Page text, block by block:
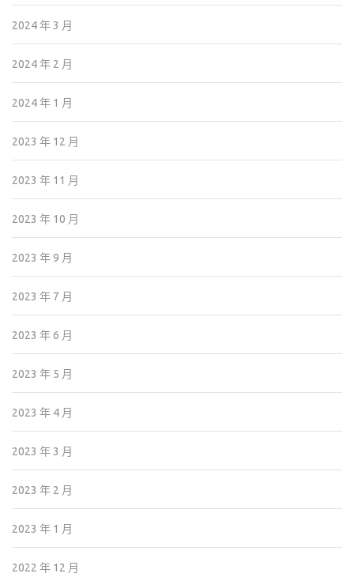
2024 年 3 月
2024 年 2 月
2024 年 1 月
2023 年 12 月
2023 年 11 月
2023 年 10 月
2023 年 9 月
2023 年 7 月
2023 年 6 月
2023 年 5 月
2023 年 4 月
2023 年 3 月
2023 年 2 月
2023 年 1 月
2022 年 12 月